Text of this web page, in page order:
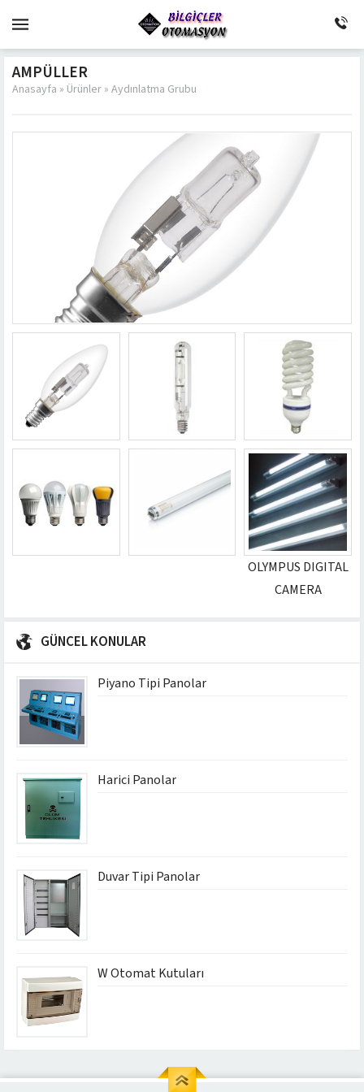
AMPÜLLER
Anasayfa » Ürünler » Aydınlatma Grubu
OLYMPUS DIGITAL
CAMERA
GÜNCEL KONULAR
Piyano Tipi Panolar
Harici Panolar
Duvar Tipi Panolar
W Otomat Kutuları